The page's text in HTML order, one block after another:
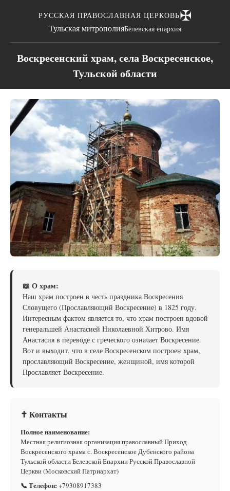
РУССКАЯ ПРАВОСЛАВНАЯ ЦЕРКОВЬ✠
Тульская митрополияБелевская епархия
Воскресенский храм, села Воскресенское,
Тульской области
📖 О храм:
Наш храм построен в честь праздника Воскресения
Словущего (Прославляющий Воскресение) в 1825 году.
Интересным фактом является то, что храм построен вдовой
генеральшей Анастасией Николаевной Хитрово. Имя
Анастасия в переводе с греческого означает Воскресение.
Вот и выходит, что в селе Воскресенском построен храм,
прославляющий Воскресение, женщиной, имя которой
Прославляет Воскресение.
✝ Контакты
Полное наименование:
Местная религиозная организация православный Приход
Воскресенского храма с. Воскресенское Дубенского района
Тульской области Белевской Епархии Русской Православной
Церкви (Московский Патриархат)
📞 Телефон: +79308917383